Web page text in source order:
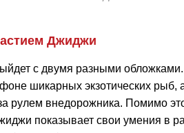
Джиджи
с двумя разными
шикарных экзотических рыб,
рулем внедорожника. Помимо
показывает свои умения в